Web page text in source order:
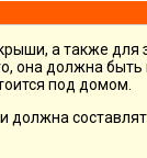
а также для
она должна быть
под домом.
должна